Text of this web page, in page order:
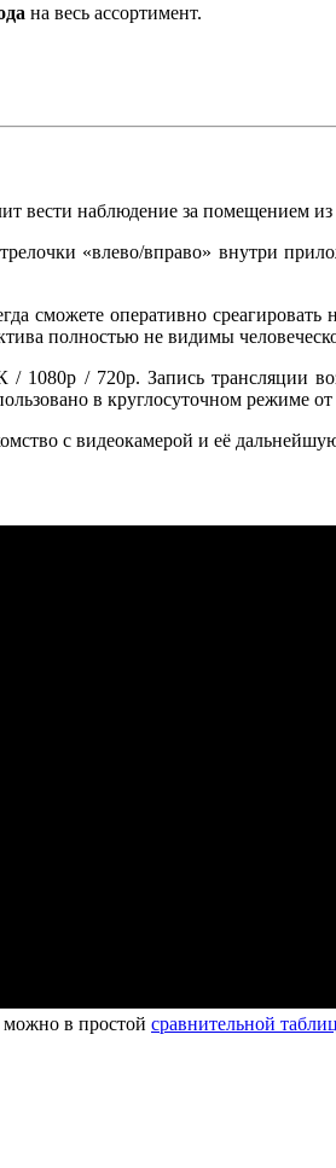
на весь ассортимент.
вести наблюдение за помещением
«влево/вправо» внутри
сможете оперативно
полностью не видимы
/ 1080p / 720p. Запись трансляции
в круглосуточном режиме
с видеокамерой и её
можно в простой сравнительной